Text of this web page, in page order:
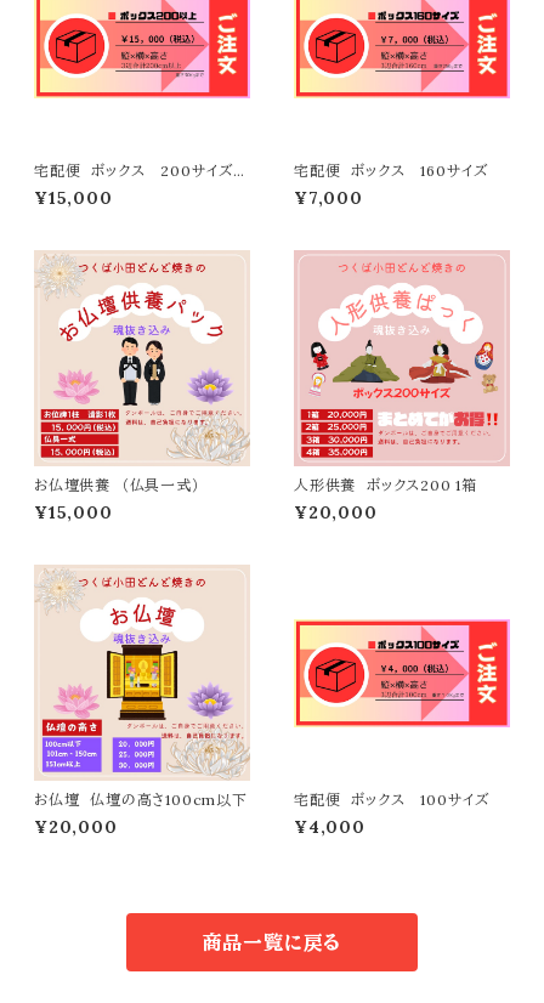
宅配便 ボックス 200サイズ以
上
¥15,000
宅配便 ボックス 160サイズ
¥7,000
お仏壇供養 （仏具一式）
¥15,000
人形供養 ボックス200 1箱
¥20,000
お仏壇 仏壇の高さ100cm以下
¥20,000
宅配便 ボックス 100サイズ
¥4,000
商品一覧に戻る